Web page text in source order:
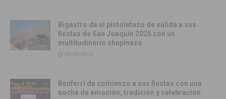
Bigastro da el pistoletazo de salida a sus
fiestas de San Joaquín 2026 con un
multitudinario chupinazo
09/08/2026
Benferri da comienzo a sus fiestas con una
noche de emoción, tradición y celebración